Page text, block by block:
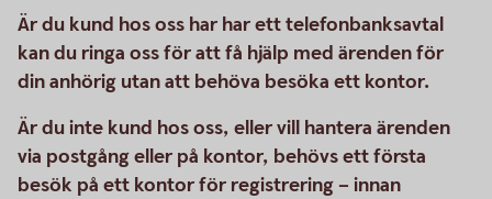
Är du kund hos oss har har ett telefonbanksavtal
kan du ringa oss för att få hjälp med ärenden för
din anhörig utan att behöva besöka ett kontor.
Är du inte kund hos oss, eller vill hantera ärenden
via postgång eller på kontor, behövs ett första
besök på ett kontor för registrering – innan